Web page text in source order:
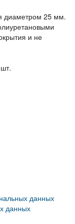
диаметром 25 мм.
и не
данных
данных